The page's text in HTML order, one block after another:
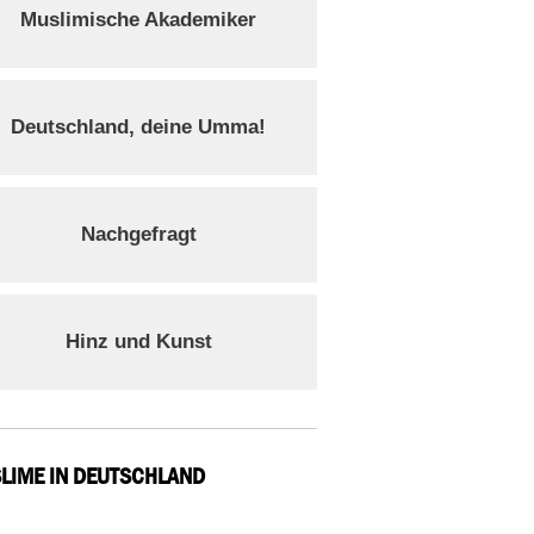
Muslimische Akademiker
Deutschland, deine Umma!
Nachgefragt
Hinz und Kunst
IN DEUTSCHLAND